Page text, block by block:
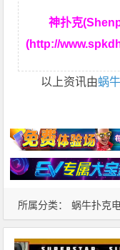
所属分类： 蜗牛扑克
神扑克
(http://
以上资讯由蜗